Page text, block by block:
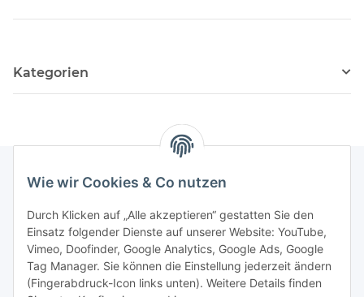
Wie wir Cookies & Co nutzen
Durch Klicken auf „Alle akzeptieren“ gestatten Sie den
Einsatz folgender Dienste auf unserer Website: YouTube,
Vimeo, Doofinder, Google Analytics, Google Ads, Google
Tag Manager. Sie können die Einstellung jederzeit ändern
(Fingerabdruck-Icon links unten). Weitere Details finden
Kategorien
Allgemeines